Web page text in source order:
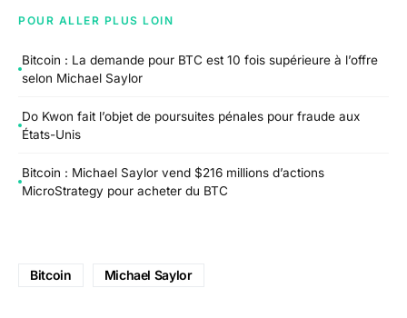
POUR ALLER PLUS LOIN
Bitcoin : La demande pour BTC est 10 fois supérieure à l’offre
selon Michael Saylor
Do Kwon fait l’objet de poursuites pénales pour fraude aux
États-Unis
Bitcoin : Michael Saylor vend $216 millions d’actions
MicroStrategy pour acheter du BTC
Bitcoin Michael Saylor